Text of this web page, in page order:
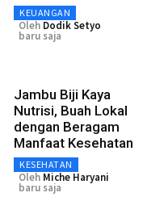
KEUANGAN
Oleh Dodik Setyo
baru saja
Jambu Biji Kaya
Nutrisi, Buah Lokal
dengan Beragam
Manfaat Kesehatan
KESEHATAN
Oleh Miche Haryani
baru saja